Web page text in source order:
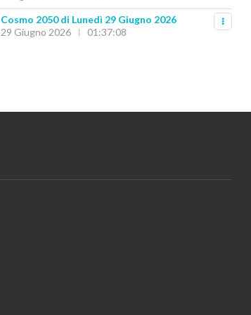
Cosmo 2050 di Lunedì 29 Giugno 2026
29 Giugno 2026
01:37:08